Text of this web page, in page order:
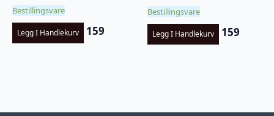
Bestillingsvare
Legg I Handlekurv 159
Bestillingsvare
Legg I Handlekurv 159